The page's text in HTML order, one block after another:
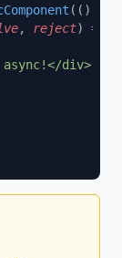
(()
, reject) =>